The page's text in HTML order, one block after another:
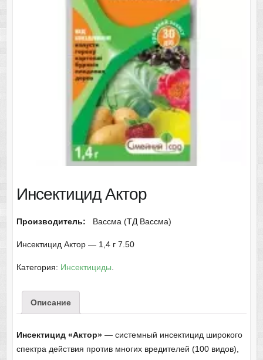
Инсектицид Актор
Производитель: Вассма (ТД Вассма)
Инсектицид Актор — 1,4 г 7.50
Категория: Инсектициды.
Описание
Инсектицид «Актор»— системный инсектицид широкого
спектра действия против многих вредителей (100 видов),